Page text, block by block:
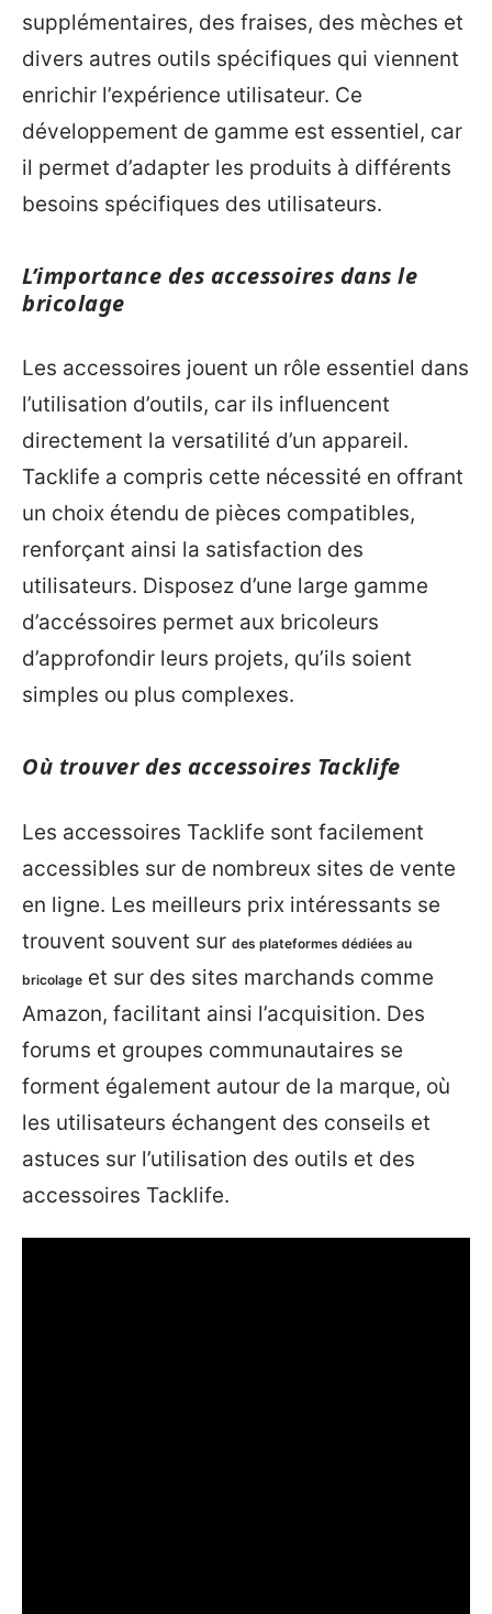
supplémentaires, des fraises, des mèches et
divers autres outils spécifiques qui viennent
enrichir l’expérience utilisateur. Ce
développement de gamme est essentiel, car
il permet d’adapter les produits à différents
besoins spécifiques des utilisateurs.
L’importance des accessoires dans le
bricolage
Les accessoires jouent un rôle essentiel dans
l’utilisation d’outils, car ils influencent
directement la versatilité d’un appareil.
Tacklife a compris cette nécessité en offrant
un choix étendu de pièces compatibles,
renforçant ainsi la satisfaction des
utilisateurs. Disposez d’une large gamme
d’accéssoires permet aux bricoleurs
d’approfondir leurs projets, qu’ils soient
simples ou plus complexes.
Où trouver des accessoires Tacklife
Les accessoires Tacklife sont facilement
accessibles sur de nombreux sites de vente
en ligne. Les meilleurs prix intéressants se
trouvent souvent sur des plateformes dédiées au
bricolage et sur des sites marchands comme
Amazon, facilitant ainsi l’acquisition. Des
forums et groupes communautaires se
forment également autour de la marque, où
les utilisateurs échangent des conseils et
astuces sur l’utilisation des outils et des
accessoires Tacklife.